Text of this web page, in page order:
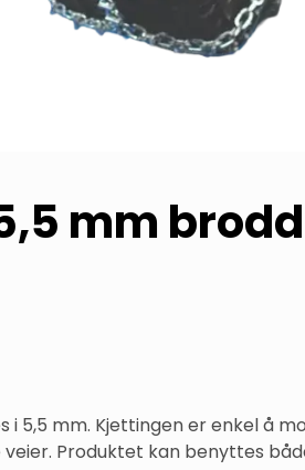
mm
i 5,5 mm. Kjettingen er enkel å
Produktet kan benyttes